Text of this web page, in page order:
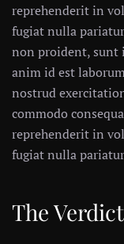
reprehenderit in
fugiat nulla
non proident, sunt
anim id est
nostrud
commodo
reprehenderit in
fugiat nulla
The Verdict